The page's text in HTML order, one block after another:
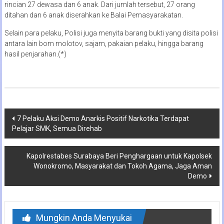
rincian 27 dewasa dan 6 anak. Dari jumlah tersebut, 27 orang
ditahan dan 6 anak diserahkan ke Balai Pemasyarakatan.
Selain para pelaku, Polisi juga menyita barang bukti yang disita polisi
antara lain bom molotov, sajam, pakaian pelaku, hingga barang
hasil penjarahan.(*)
Navigasi
pos
7 Pelaku Aksi Demo Anarkis Positif Narkotika Terdapat
Pelajar SMK, Semua Direhab
Kapolrestabes Surabaya Beri Penghargaan untuk Kapolsek
Wonokromo, Masyarakat dan Tokoh Agama, Jaga Aman
Demo
Mungkin Anda Menyukai